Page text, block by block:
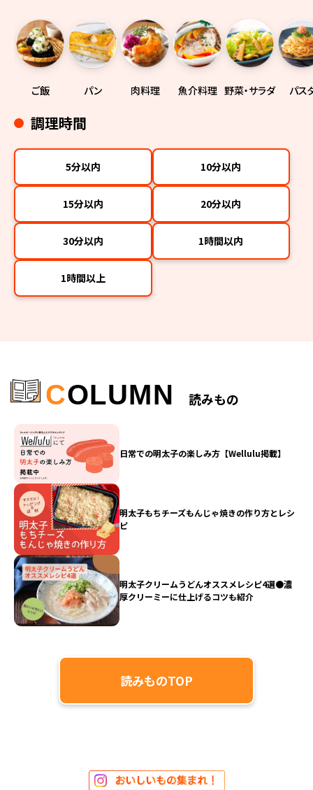
ご飯 パン 肉料理 魚介料理 野菜・サラダ パス
調理時間
5分以内 10分以内
15分以内 20分以内
30分以内 1時間以内
1時間以上
COLUMN 読みもの
日常での明太子の楽しみ方【Wellulu掲載】
明太子もちチーズもんじゃ焼きの作り方とレシ
ピ
明太子クリームうどんオススメレシピ4選●濃
厚クリーミーに仕上げるコツも紹介
読みものTOP